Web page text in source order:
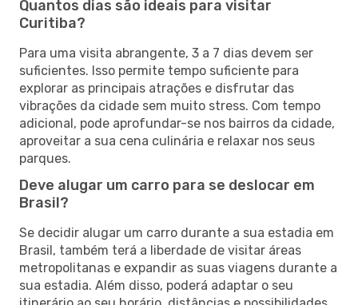
Quantos dias são ideais para visitar
Curitiba?
Para uma visita abrangente, 3 a 7 dias devem ser
suficientes. Isso permite tempo suficiente para
explorar as principais atrações e disfrutar das
vibrações da cidade sem muito stress. Com tempo
adicional, pode aprofundar-se nos bairros da cidade,
aproveitar a sua cena culinária e relaxar nos seus
parques.
Deve alugar um carro para se deslocar em
Brasil?
Se decidir alugar um carro durante a sua estadia em
Brasil, também terá a liberdade de visitar áreas
metropolitanas e expandir as suas viagens durante a
sua estadia. Além disso, poderá adaptar o seu